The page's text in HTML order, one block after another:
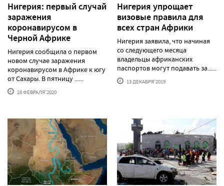
Нигерия: первый случай
заражения
коронавирусом в
Черной Африке
Нигерия сообщила о первом
новом случае заражения
коронавирусом в Африке к югу
от Сахары. В пятницу ......
28 ФЕВРАЛЯ'2020
Нигерия упрощает
визовые правила для
всех стран Африки
Нигерия заявила, что начиная
со следующего месяца
владельцы африканских
паспортов могут подавать за......
13 ДЕКАБРЯ'2019